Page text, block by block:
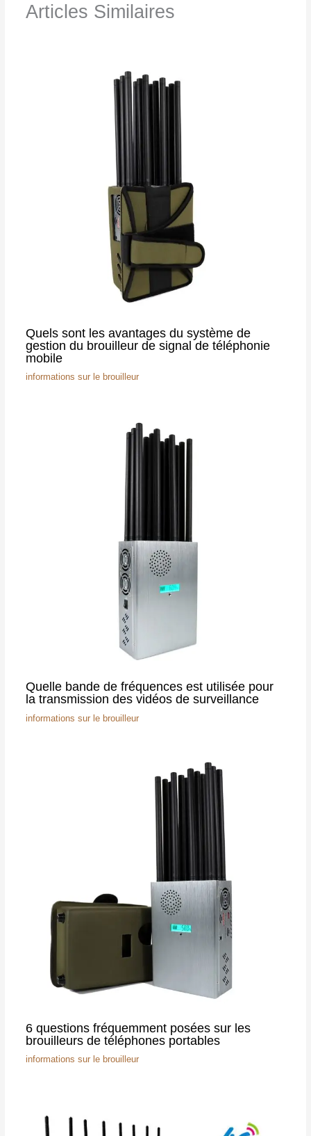
Articles Similaires
Quels sont les avantages du système de
gestion du brouilleur de signal de téléphonie
mobile
informations sur le brouilleur
Quelle bande de fréquences est utilisée pour
la transmission des vidéos de surveillance
informations sur le brouilleur
6 questions fréquemment posées sur les
brouilleurs de téléphones portables
informations sur le brouilleur